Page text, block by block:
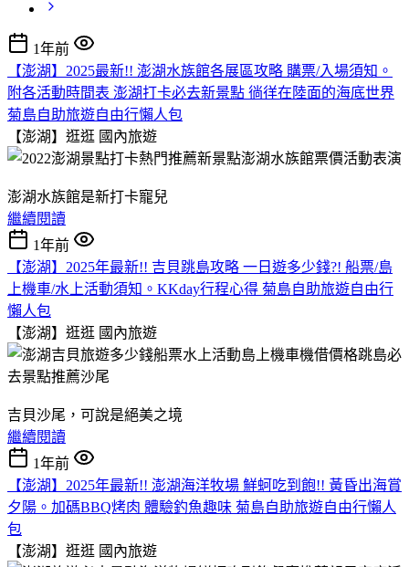
1年前
【澎湖】2025最新!! 澎湖水族館各展區攻略 購票/入場須知。
附各活動時間表 澎湖打卡必去新景點 徜徉在陸面的海底世界
菊島自助旅遊自由行懶人包
【澎湖】逛逛 國內旅遊
澎湖水族館是新打卡寵兒
繼續閱讀
1年前
【澎湖】2025年最新!! 吉貝跳島攻略 一日遊多少錢?! 船票/島
上機車/水上活動須知。KKday行程心得 菊島自助旅遊自由行
懶人包
【澎湖】逛逛 國內旅遊
吉貝沙尾，可說是絕美之境
繼續閱讀
1年前
【澎湖】2025年最新!! 澎湖海洋牧場 鮮蚵吃到飽!! 黃昏出海賞
夕陽。加碼BBQ烤肉 體驗釣魚趣味 菊島自助旅遊自由行懶人
包
【澎湖】逛逛 國內旅遊